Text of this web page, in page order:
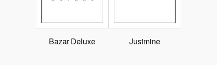
Bazar Deluxe Justmine